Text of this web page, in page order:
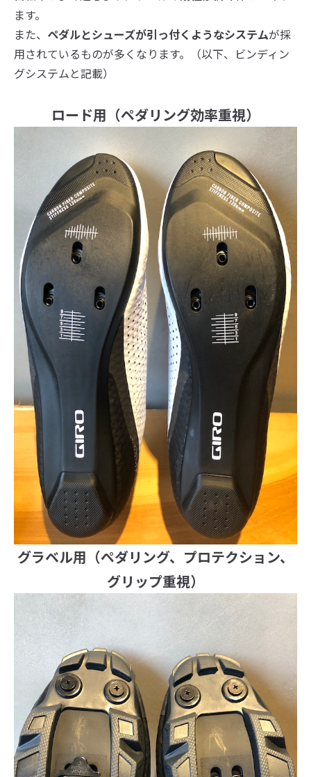
ます。
また、 ペダルとシューズが引っ付くようなシステムが採
用されているものが多くなります。（以下、ビンディン
グシステムと記載）
ロード用（ペダリング効率重視）
グラベル用（ペダリング、プロテクション、
グリップ重視）